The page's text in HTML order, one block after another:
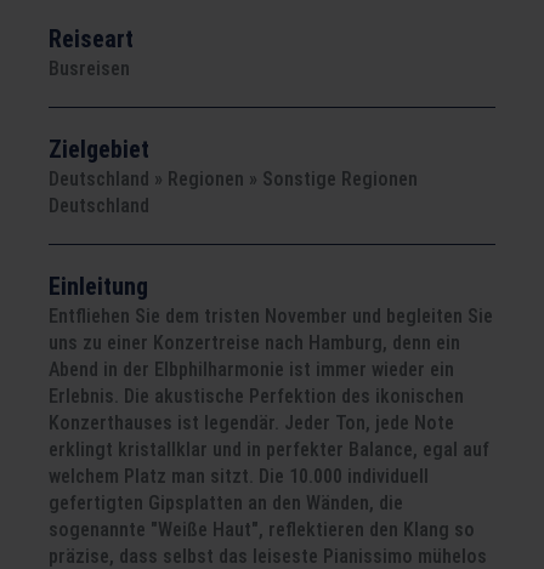
Reiseart
Busreisen
Zielgebiet
Deutschland » Regionen » Sonstige Regionen
Deutschland
Einleitung
Entfliehen Sie dem tristen November und begleiten Sie
uns zu einer Konzertreise nach Hamburg, denn ein
Abend in der Elbphilharmonie ist immer wieder ein
Erlebnis. Die akustische Perfektion des ikonischen
Konzerthauses ist legendär. Jeder Ton, jede Note
erklingt kristallklar und in perfekter Balance, egal auf
welchem Platz man sitzt. Die 10.000 individuell
gefertigten Gipsplatten an den Wänden, die
sogenannte "Weiße Haut", reflektieren den Klang so
präzise, dass selbst das leiseste Pianissimo mühelos